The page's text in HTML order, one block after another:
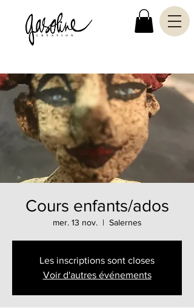
Cours enfants/ados
mer. 13 nov.
  |
Salernes
Les inscriptions sont closes
Voir d'autres événements